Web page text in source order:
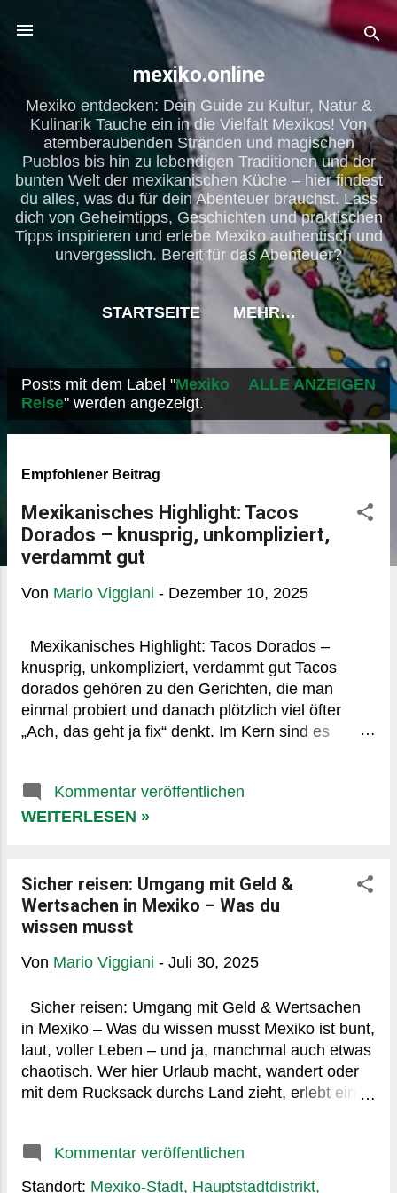
Direkt zum Hauptbereich
mexiko.online
Mexiko entdecken: Dein Guide zu Kultur, Natur &
Kulinarik Tauche ein in die Vielfalt Mexikos! Von
atemberaubenden Stränden und magischen
Pueblos bis hin zu lebendigen Traditionen und der
bunten Welt der mexikanischen Küche – hier findest
du alles, was du für dein Abenteuer brauchst. Lass
dich von Geheimtipps, Geschichten und praktischen
Tipps inspirieren und erlebe Mexiko authentisch und
unvergesslich. Bereit für das Abenteuer?
STARTSEITE MEHR…
P
o
Posts mit dem Label "Mexiko
Reise" werden angezeigt.
ALLE ANZEIGEN
Empfohlener Beitrag
Mexikanisches Highlight: Tacos
Dorados – knusprig, unkompliziert,
verdammt gut
Von Mario Viggiani - Dezember 10, 2025
Mexikanisches Highlight: Tacos Dorados –
knusprig, unkompliziert, verdammt gut Tacos
dorados gehören zu den Gerichten, die man
einmal probiert und danach plötzlich viel öfter
„Ach, das geht ja fix“ denkt. Im Kern sind es
Kompliziertes. Aber diese Einfachheit täuscht –
denn der Geschmack hat ordentlich Wumms. Was
weich und saftig. Ein kleiner Gegensatz, der beim
Reinbeißen fast schon ein leises knack erzeugt.
Wenn man’s hört, weiß man: gelungen.
Hühnchen, Kartoffelpüree (ja, wirklich!) oder
genau diese Bodenständigkeit macht den Reiz
aus. Wer mag, legt noch etwas Käse dazu –
schmilzt schön, bindet die Füllung, macht
glücklich. Herkunft und Alltagstauglichkeit Tacos
dorados findet man quer durchs Land: auf...
Kommentar veröffentlichen
WEITERLESEN »
Sicher reisen: Umgang mit Geld &
Wertsachen in Mexiko – Was du
wissen musst
Von Mario Viggiani - Juli 30, 2025
Sicher reisen: Umgang mit Geld & Wertsachen
in Mexiko – Was du wissen musst Mexiko ist bunt,
laut, voller Leben – und ja, manchmal auch etwas
chaotisch. Wer hier Urlaub macht, wandert oder
mit dem Rucksack durchs Land zieht, erlebt ein
Hotels, Geldtransport und Notfällen? Zeit für eine
ehrliche Einschätzung. Geld in Mexiko: Bargeld ist
Kommentar veröffentlichen
Standort: Mexiko-Stadt, Hauptstadtdistrikt,